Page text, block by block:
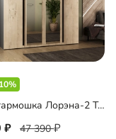
Шкаф-гармошка Лорэна-2 Тип 2
47 390